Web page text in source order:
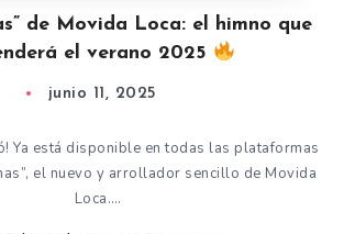
de Movida Loca: el himno que
el verano 2025
junio 11, 2025
Ya está disponible en todas las plataformas
el nuevo y arrollador sencillo de Movida
Loca….